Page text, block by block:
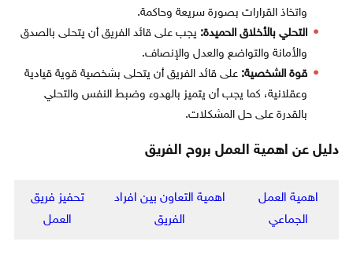
واتخاذ القرارات بصورة سريعة وحاكمة.
التحلي بالأخلاق الحميدة: يجب على قائد الفريق أن يتحلى بالصدق
والأمانة والتواضع والعدل والإنصاف.
قوة الشخصية: على قائد الفريق أن يتحلى بشخصية قوية قيادية
وعقلانية، كما يجب أن يتميز بالهدوء وضبط النفس والتحلي
بالقدرة على حل المشكلات.
دليل عن اهمية العمل بروح الفريق
اهمية العمل
الجماعي
اهمية التعاون بين افراد
الفريق
تحفيز فريق
العمل